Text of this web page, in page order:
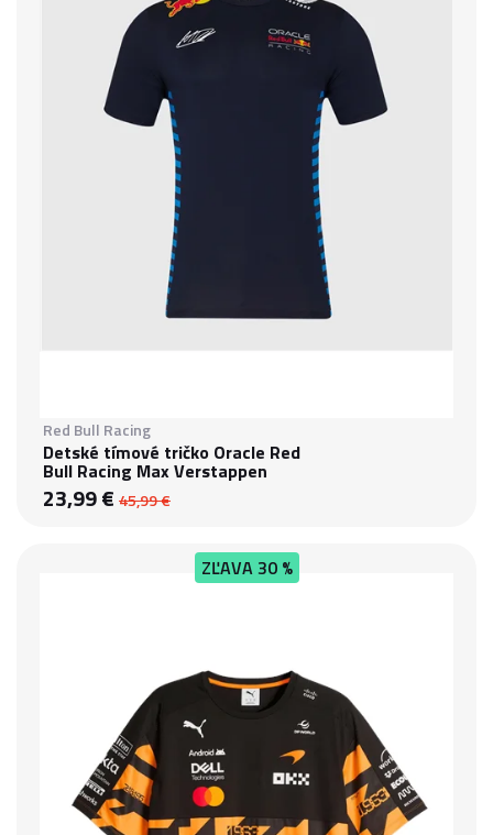
Red Bull Racing
Detské tímové tričko Oracle Red
Bull Racing Max Verstappen
23,99 € 45,99 €
ZĽAVA30 %